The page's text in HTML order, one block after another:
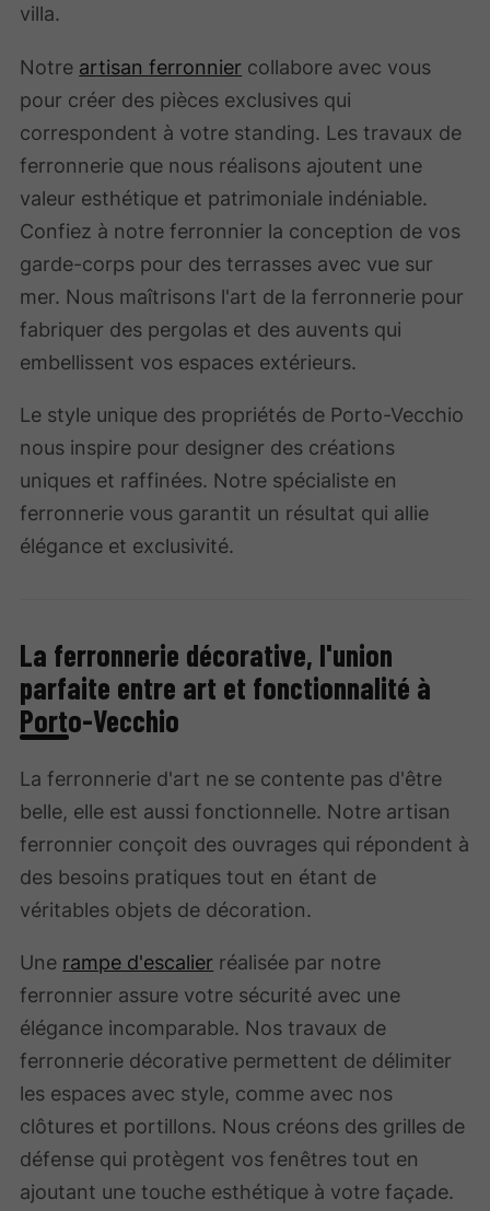
villa.
Notre artisan ferronnier collabore avec vous
pour créer des pièces exclusives qui
correspondent à votre standing. Les travaux de
ferronnerie que nous réalisons ajoutent une
valeur esthétique et patrimoniale indéniable.
Confiez à notre ferronnier la conception de vos
garde-corps pour des terrasses avec vue sur
mer. Nous maîtrisons l'art de la ferronnerie pour
fabriquer des pergolas et des auvents qui
embellissent vos espaces extérieurs.
Le style unique des propriétés de Porto-Vecchio
nous inspire pour designer des créations
uniques et raffinées. Notre spécialiste en
ferronnerie vous garantit un résultat qui allie
élégance et exclusivité.
La ferronnerie décorative, l'union
parfaite entre art et fonctionnalité à
Porto-Vecchio
La ferronnerie d'art ne se contente pas d'être
belle, elle est aussi fonctionnelle. Notre artisan
ferronnier conçoit des ouvrages qui répondent à
des besoins pratiques tout en étant de
véritables objets de décoration.
Une rampe d'escalier réalisée par notre
ferronnier assure votre sécurité avec une
élégance incomparable. Nos travaux de
ferronnerie décorative permettent de délimiter
les espaces avec style, comme avec nos
clôtures et portillons. Nous créons des grilles de
défense qui protègent vos fenêtres tout en
ajoutant une touche esthétique à votre façade.